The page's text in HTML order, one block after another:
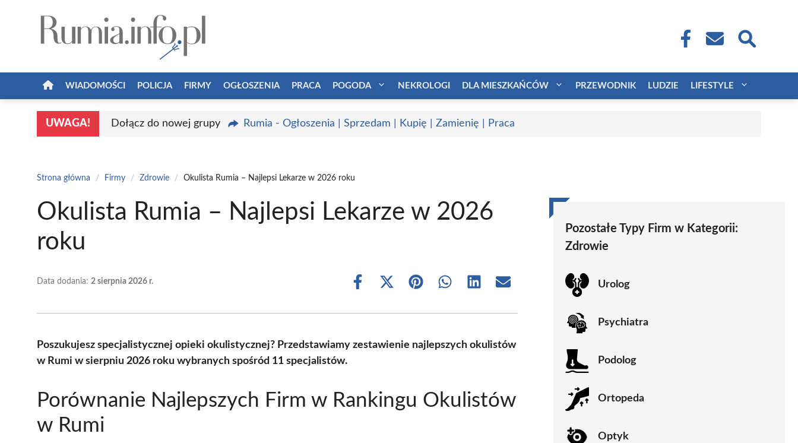
WIADOMOŚCI POLICJA FIRMY OGŁOSZENIA PRACA POGODA NEKROLOGI DLA MIESZKAŃCÓW PRZEWODNIK LUDZIE LIFESTYLE
UWAGA! Dołącz do nowej grupy Rumia - Ogłoszenia | Sprzedam | Kupię | Zamienię | Praca
Strona główna / Firmy / Zdrowie / Okulista Rumia – Najlepsi Lekarze w 2026 roku
Okulista Rumia – Najlepsi Lekarze w 2026
roku
Data dodania: 2 sierpnia 2026 r.
Share
Share
(Twitter)
Share Share Share Share
Poszukujesz specjalistycznej opieki okulistycznej? Przedstawiamy zestawienie najlepszych okulistów
w Rumi w sierpniu 2026 roku wybranych spośród 11 specjalistów.
Porównanie Najlepszych Firm w Rankingu Okulistów
w Rumi
Pozostałe Typy Firm w Kategorii:
Zdrowie
Urolog
Psychiatra
Podolog
Ortopeda
Optyk